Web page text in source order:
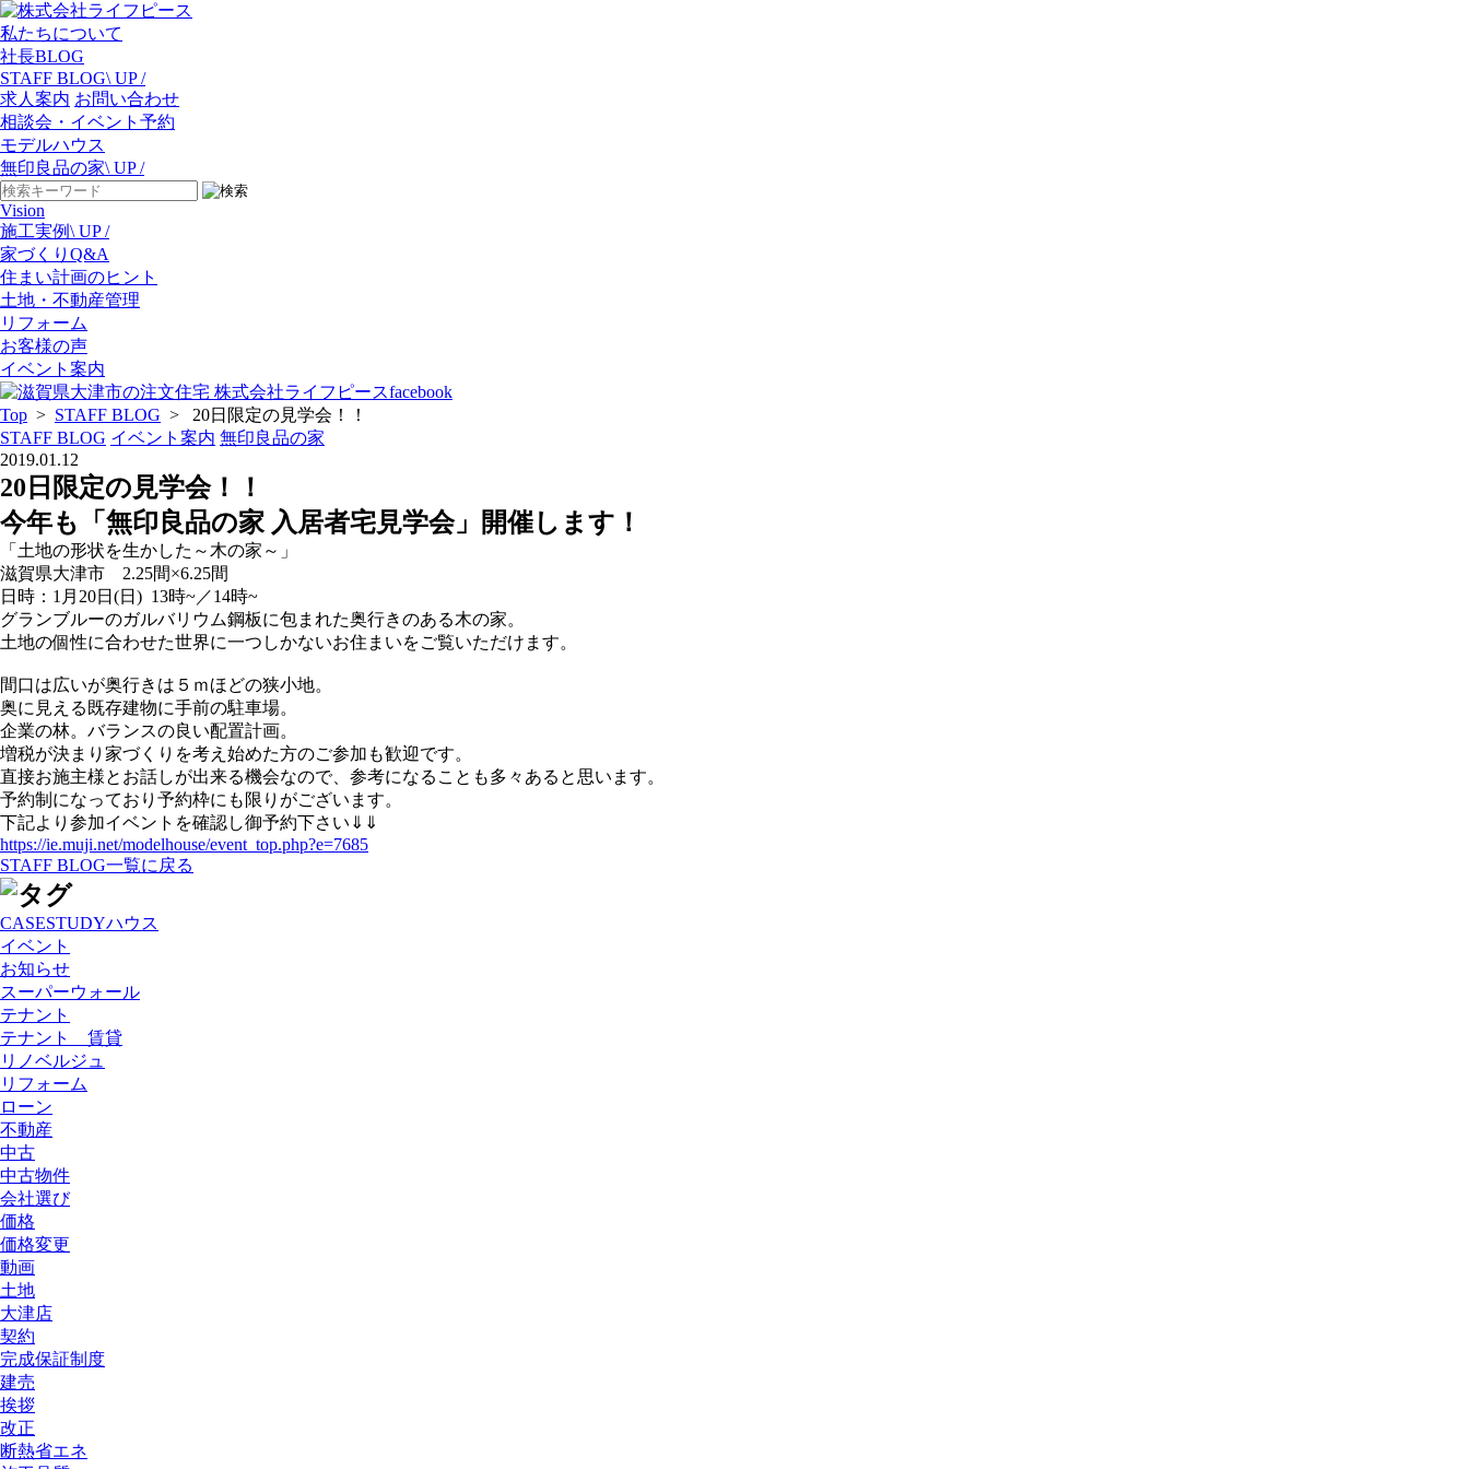
私たちについて
社長BLOG
STAFF BLOG\ UP /
求人案内 お問い合わせ
相談会・イベント予約
モデルハウス
無印良品の家\ UP /
Vision
施工実例\ UP /
家づくりQ&A
住まい計画のヒント
土地・不動産管理
リフォーム
お客様の声
イベント案内
Top > STAFF BLOG > 20日限定の見学会！！
STAFF BLOG イベント案内 無印良品の家
2019.01.12
20日限定の見学会！！
今年も「無印良品の家 入居者宅見学会」開催します！
「土地の形状を生かした～木の家～」
滋賀県大津市 2.25間×6.25間
日時：1月20日(日) 13時~／14時~
グランブルーのガルバリウム鋼板に包まれた奥行きのある木の家。
土地の個性に合わせた世界に一つしかないお住まいをご覧いただけます。
間口は広いが奥行きは５ｍほどの狭小地。
奥に見える既存建物に手前の駐車場。
企業の林。バランスの良い配置計画。
増税が決まり家づくりを考え始めた方のご参加も歓迎です。
直接お施主様とお話しが出来る機会なので、参考になることも多々あると思います。
予約制になっており予約枠にも限りがございます。
下記より参加イベントを確認し御予約下さい⇓⇓
https://ie.muji.net/modelhouse/event_top.php?e=7685
STAFF BLOG一覧に戻る
CASESTUDYハウス
イベント
お知らせ
スーパーウォール
テナント
テナント 賃貸
リノベルジュ
リフォーム
ローン
不動産
中古
中古物件
会社選び
価格
価格変更
動画
土地
大津店
契約
完成保証制度
建売
挨拶
改正
断熱省エネ